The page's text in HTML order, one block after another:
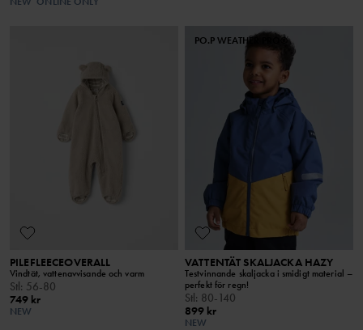
PILEFLEECEOVERALL
Vindtät, vattenavvisande och varm
Stl: 56-80
749 kr
NEW
PO.P WEATHER PRO®
VATTENTÄT SKALJACKA HAZY
Testvinnande skaljacka i smidigt material –
perfekt för regn!
Stl: 80-140
899 kr
NEW